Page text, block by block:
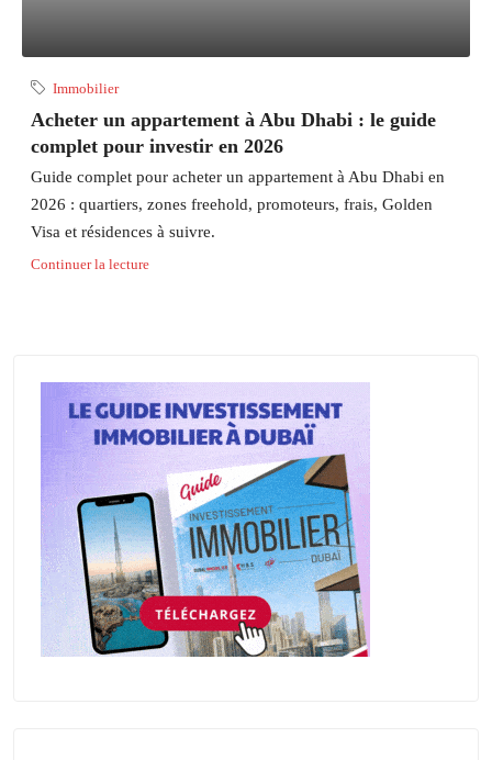
Immobilier
Acheter un appartement à Abu Dhabi : le guide
complet pour investir en 2026
Guide complet pour acheter un appartement à Abu Dhabi en
2026 : quartiers, zones freehold, promoteurs, frais, Golden
Visa et résidences à suivre.
Continuer la lecture